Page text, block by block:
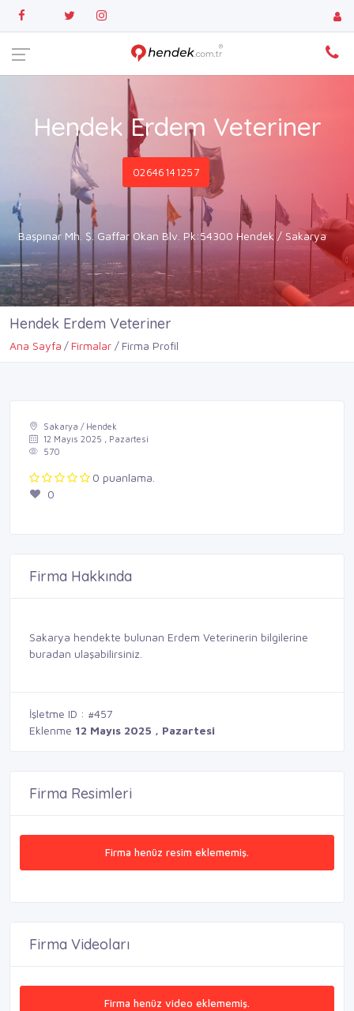
Hendek Erdem Veteriner
02646141257
Başpınar Mh. Ş. Gaffar Okan Blv. Pk:54300 Hendek / Sakarya
Hendek Erdem Veteriner
Ana Sayfa Firmalar Firma Profil
Sakarya / Hendek
12 Mayıs 2025 , Pazartesi
570
0 puanlama.
0
Firma Hakkında
Sakarya hendekte bulunan Erdem Veterinerin bilgilerine
buradan ulaşabilirsiniz.
İşletme ID : #457
Eklenme 12 Mayıs 2025 , Pazartesi
Firma Resimleri
Firma henüz resim eklememiş.
Firma Videoları
Firma henüz video eklememiş.